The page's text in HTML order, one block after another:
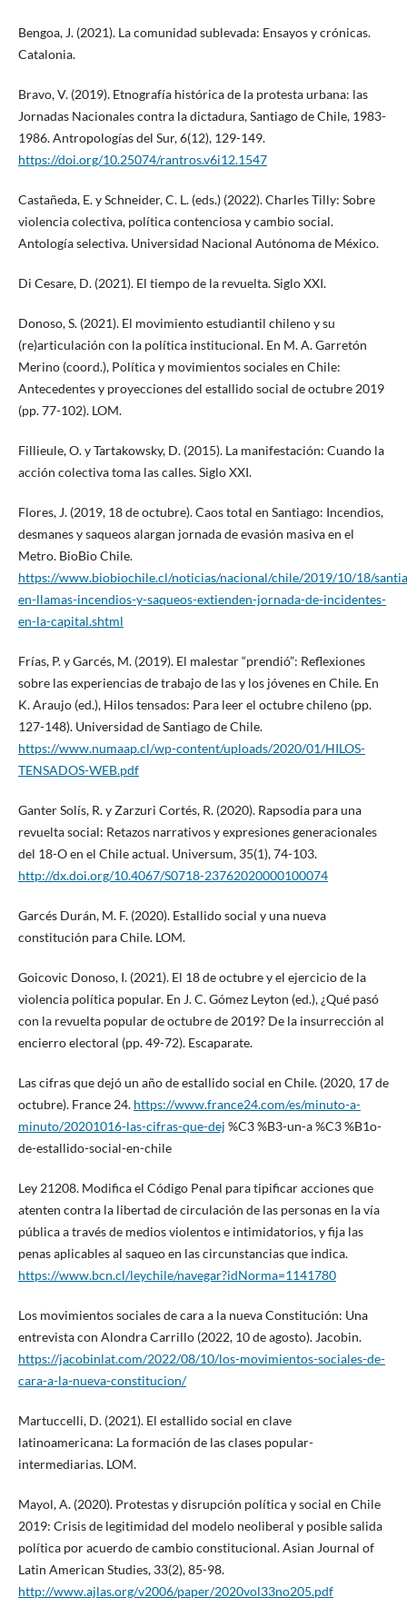
Bengoa, J. (2021). La comunidad sublevada: Ensayos y crónicas.
Catalonia.
Bravo, V. (2019). Etnografía histórica de la protesta urbana: las
Jornadas Nacionales contra la dictadura, Santiago de Chile, 1983-
1986. Antropologías del Sur, 6(12), 129-149.
https://doi.org/10.25074/rantros.v6i12.1547
Castañeda, E. y Schneider, C. L. (eds.) (2022). Charles Tilly: Sobre
violencia colectiva, política contenciosa y cambio social.
Antología selectiva. Universidad Nacional Autónoma de México.
Di Cesare, D. (2021). El tiempo de la revuelta. Siglo XXI.
Donoso, S. (2021). El movimiento estudiantil chileno y su
(re)articulación con la política institucional. En M. A. Garretón
Merino (coord.), Política y movimientos sociales en Chile:
Antecedentes y proyecciones del estallido social de octubre 2019
(pp. 77-102). LOM.
Fillieule, O. y Tartakowsky, D. (2015). La manifestación: Cuando la
acción colectiva toma las calles. Siglo XXI.
Flores, J. (2019, 18 de octubre). Caos total en Santiago: Incendios,
desmanes y saqueos alargan jornada de evasión masiva en el
Metro. BioBio Chile.
https://www.biobiochile.cl/noticias/nacional/chile/2019/10/18/
en-llamas-incendios-y-saqueos-extienden-jornada-de-incidentes-
en-la-capital.shtml
Frías, P. y Garcés, M. (2019). El malestar “prendió”: Reflexiones
sobre las experiencias de trabajo de las y los jóvenes en Chile. En
K. Araujo (ed.), Hilos tensados: Para leer el octubre chileno (pp.
127-148). Universidad de Santiago de Chile.
https://www.numaap.cl/wp-content/uploads/2020/01/HILOS-
TENSADOS-WEB.pdf
Ganter Solís, R. y Zarzuri Cortés, R. (2020). Rapsodia para una
revuelta social: Retazos narrativos y expresiones generacionales
del 18-O en el Chile actual. Universum, 35(1), 74-103.
http://dx.doi.org/10.4067/S0718-23762020000100074
Garcés Durán, M. F. (2020). Estallido social y una nueva
constitución para Chile. LOM.
Goicovic Donoso, I. (2021). El 18 de octubre y el ejercicio de la
violencia política popular. En J. C. Gómez Leyton (ed.), ¿Qué pasó
con la revuelta popular de octubre de 2019? De la insurrección al
encierro electoral (pp. 49-72). Escaparate.
Las cifras que dejó un año de estallido social en Chile. (2020, 17 de
octubre). France 24. https://www.france24.com/es/minuto-a-
minuto/20201016-las-cifras-que-dej %C3 %B3-un-a %C3 %B1o-
de-estallido-social-en-chile
Ley 21208. Modifica el Código Penal para tipificar acciones que
atenten contra la libertad de circulación de las personas en la vía
pública a través de medios violentos e intimidatorios, y fija las
penas aplicables al saqueo en las circunstancias que indica.
https://www.bcn.cl/leychile/navegar?idNorma=1141780
Los movimientos sociales de cara a la nueva Constitución: Una
entrevista con Alondra Carrillo (2022, 10 de agosto). Jacobin.
https://jacobinlat.com/2022/08/10/los-movimientos-sociales-de-
cara-a-la-nueva-constitucion/
Martuccelli, D. (2021). El estallido social en clave
latinoamericana: La formación de las clases popular-
intermediarias. LOM.
Mayol, A. (2020). Protestas y disrupción política y social en Chile
2019: Crisis de legitimidad del modelo neoliberal y posible salida
política por acuerdo de cambio constitucional. Asian Journal of
Latin American Studies, 33(2), 85-98.
http://www.ajlas.org/v2006/paper/2020vol33no205.pdf